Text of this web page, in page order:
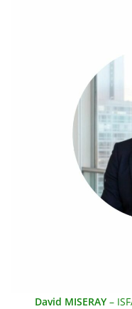
David MISERAY –